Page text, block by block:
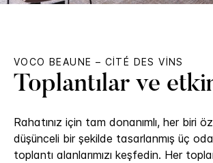
VOCO BEAUNE – CITÉ DES VINS
Toplantılar ve
Rahatınız için tam donanımlı, her biri
düşünceli bir şekilde tasarlanmış üç
toplantı alanlarımızı keşfedin. Her